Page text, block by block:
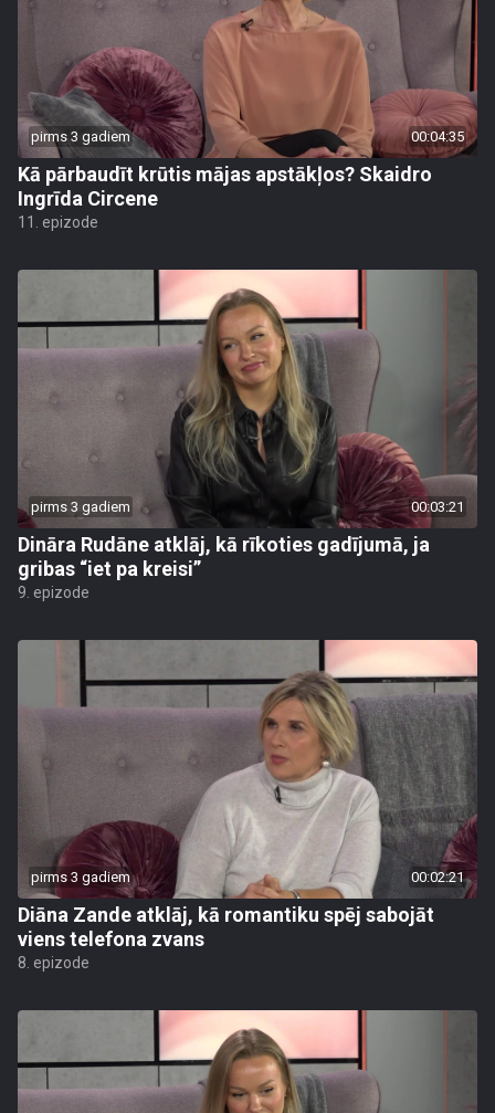
pirms 3 gadiem 00:04:35
Kā pārbaudīt krūtis mājas apstākļos? Skaidro
Ingrīda Circene
11. epizode
pirms 3 gadiem 00:03:21
Dināra Rudāne atklāj, kā rīkoties gadījumā, ja
gribas “iet pa kreisi”
9. epizode
pirms 3 gadiem 00:02:21
Diāna Zande atklāj, kā romantiku spēj sabojāt
viens telefona zvans
8. epizode